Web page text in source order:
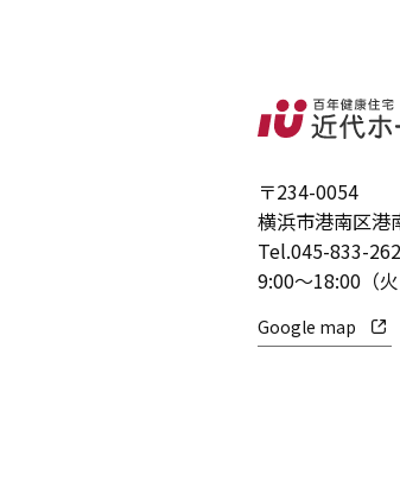
〒234-0054
横浜市港南区港
Tel.045-833-
9:00～18:00（火
Google map